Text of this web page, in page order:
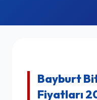
Bayburt
Fiyatları